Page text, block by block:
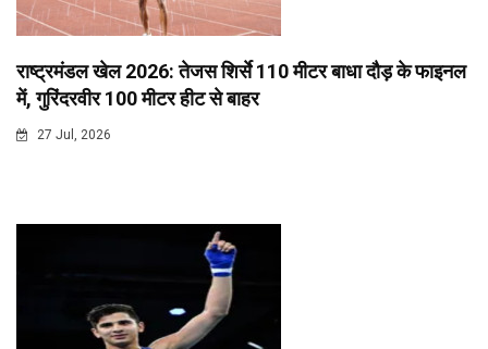
राष्ट्रमंडल खेल 2026: तेजस शिर्से 110 मीटर बाधा दौड़ के फाइनल
में, गुरिंदरवीर 100 मीटर हीट से बाहर
27 Jul, 2026